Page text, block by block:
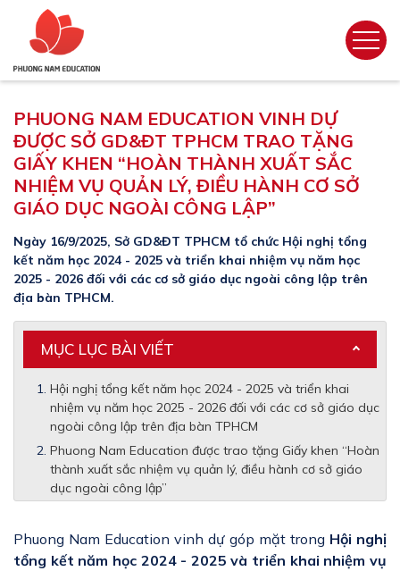
PHUONG NAM EDUCATION VINH DỰ
ĐƯỢC SỞ GD&ĐT TPHCM TRAO TẶNG
GIẤY KHEN “HOÀN THÀNH XUẤT SẮC
NHIỆM VỤ QUẢN LÝ, ĐIỀU HÀNH CƠ SỞ
GIÁO DỤC NGOÀI CÔNG LẬP”
Ngày 16/9/2025, Sở GD&ĐT TPHCM tổ chức Hội nghị tổng
kết năm học 2024 - 2025 và triển khai nhiệm vụ năm học
2025 - 2026 đối với các cơ sở giáo dục ngoài công lập trên
địa bàn TPHCM.
MỤC LỤC BÀI VIẾT
Hội nghị tổng kết năm học 2024 - 2025 và triển khai
nhiệm vụ năm học 2025 - 2026 đối với các cơ sở giáo dục
ngoài công lập trên địa bàn TPHCM
Phuong Nam Education được trao tặng Giấy khen “Hoàn
thành xuất sắc nhiệm vụ quản lý, điều hành cơ sở giáo
dục ngoài công lập”
Phuong Nam Education vinh dự góp mặt trong Hội nghị
tổng kết năm học 2024 - 2025 và triển khai nhiệm vụ